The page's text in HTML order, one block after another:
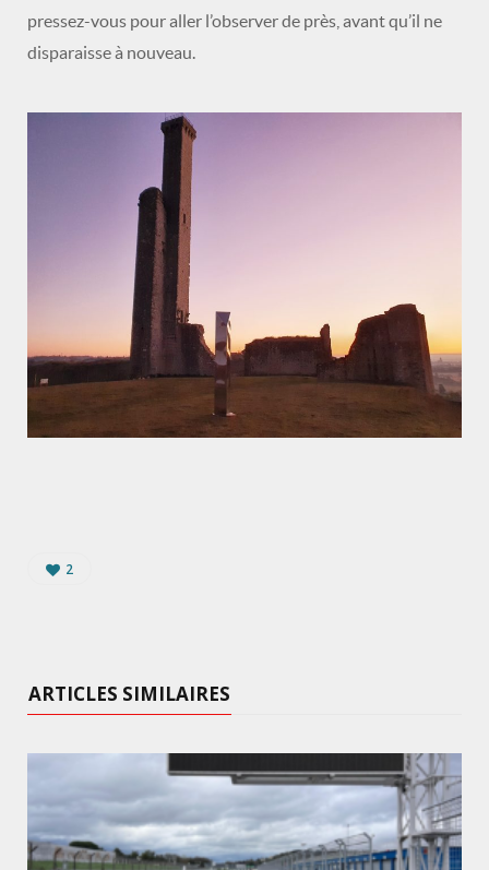
pressez-vous pour aller l’observer de près, avant qu’il ne
disparaisse à nouveau.
2
ARTICLES SIMILAIRES